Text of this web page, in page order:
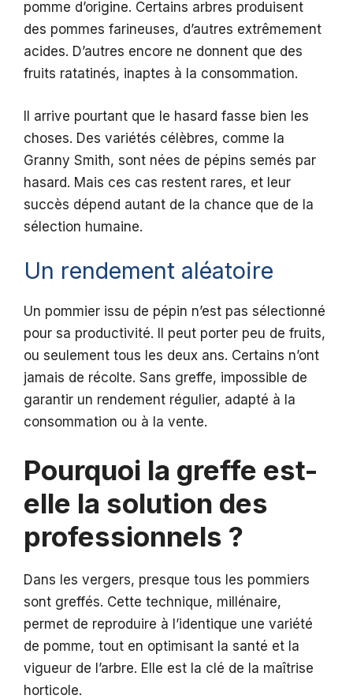
pomme d’origine. Certains arbres produisent
des pommes farineuses, d’autres extrêmement
acides. D’autres encore ne donnent que des
fruits ratatinés, inaptes à la consommation.
Il arrive pourtant que le hasard fasse bien les
choses. Des variétés célèbres, comme la
Granny Smith, sont nées de pépins semés par
hasard. Mais ces cas restent rares, et leur
succès dépend autant de la chance que de la
sélection humaine.
Un rendement aléatoire
Un pommier issu de pépin n’est pas sélectionné
pour sa productivité. Il peut porter peu de fruits,
ou seulement tous les deux ans. Certains n’ont
jamais de récolte. Sans greffe, impossible de
garantir un rendement régulier, adapté à la
consommation ou à la vente.
Pourquoi la greffe est-
elle la solution des
professionnels ?
Dans les vergers, presque tous les pommiers
sont greffés. Cette technique, millénaire,
permet de reproduire à l’identique une variété
de pomme, tout en optimisant la santé et la
vigueur de l’arbre. Elle est la clé de la maîtrise
horticole.